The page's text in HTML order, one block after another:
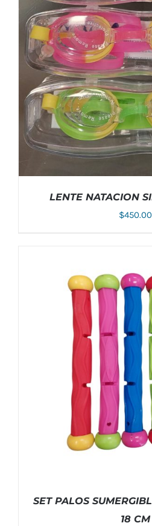
SELECCIONAR OPCIONES
LENTE NATACION
$450.00
SET PALOS
18 CM